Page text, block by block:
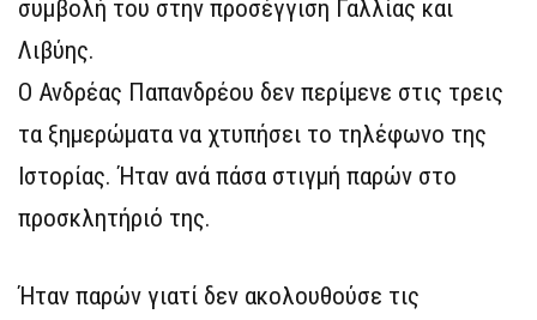
συμβολή του στην προσέγγιση Γαλλίας και
Λιβύης.
Ο Ανδρέας Παπανδρέου δεν περίμενε στις τρεις
τα ξημερώματα να χτυπήσει το τηλέφωνο της
Ιστορίας. Ήταν ανά πάσα στιγμή παρών στο
προσκλητήριό της.
Ήταν παρών γιατί δεν ακολουθούσε τις